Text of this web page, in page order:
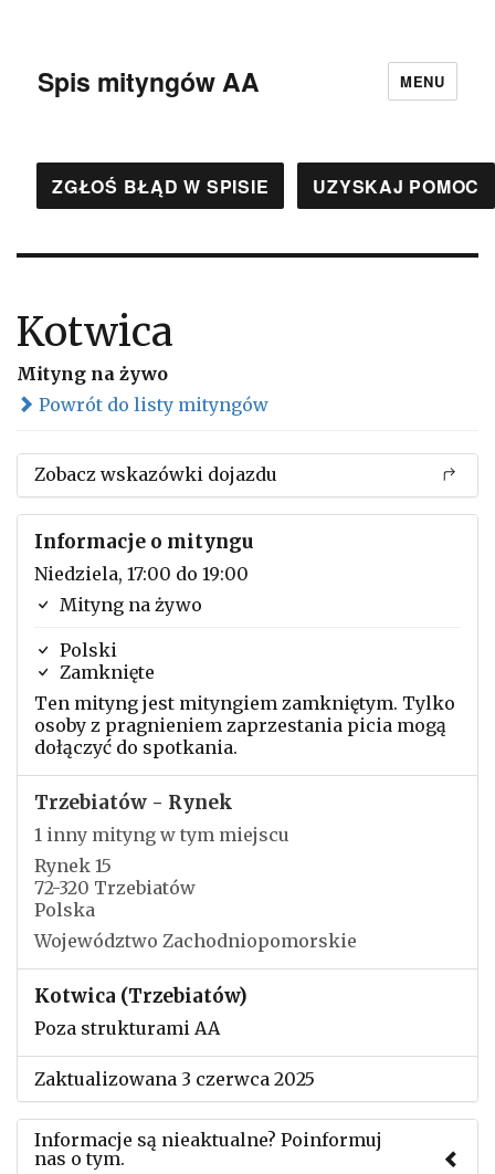
Spis mityngów AA MENU
ZGŁOŚ BŁĄD W SPISIE UZYSKAJ POMOC
Kotwica
Mityng na żywo
Powrót do listy mityngów
Zobacz wskazówki dojazdu
Informacje o mityngu
Niedziela, 17:00 do 19:00
Mityng na żywo
Polski
Zamknięte
Ten mityng jest mityngiem zamkniętym. Tylko
osoby z pragnieniem zaprzestania picia mogą
dołączyć do spotkania.
Trzebiatów - Rynek
1 inny mityng w tym miejscu
Rynek 15
72-320 Trzebiatów
Polska
Województwo Zachodniopomorskie
Kotwica (Trzebiatów)
Poza strukturami AA
Zaktualizowana 3 czerwca 2025
Informacje są nieaktualne? Poinformuj
nas o tym.